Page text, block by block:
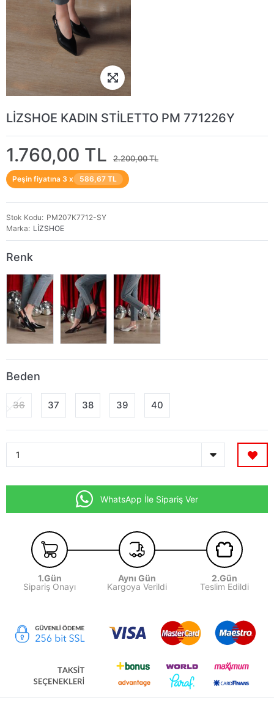
LİZSHOE KADIN STİLETTO PM 771226Y
1.760,00 TL 2.200,00 TL
Peşin fiyatına 3 x 586,67 TL
Stok Kodu
PM207K7712-SY
Marka
LİZSHOE
Renk
Beden
36 37 38 39 40
WhatsApp İle Sipariş Ver
1.Gün
Sipariş Onayı
Aynı Gün
Kargoya Verildi
2.Gün
Teslim Edildi